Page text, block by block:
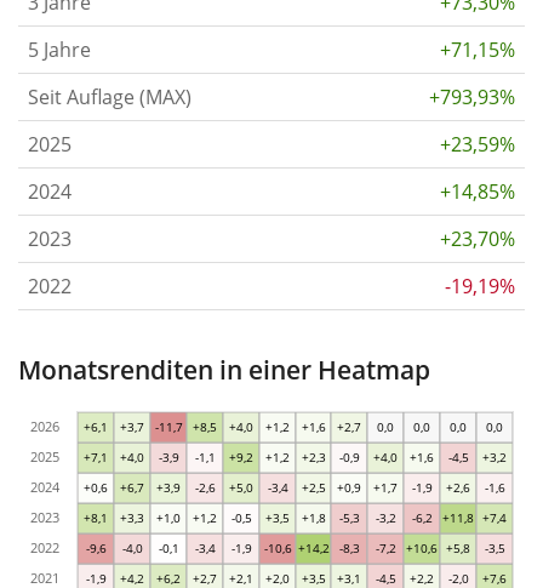
5 Jahre
+71,15%
Seit Auflage (MAX)
+793,93%
2025
+23,59%
2024
+14,85%
2023
+23,70%
2022
-19,19%
Monatsrenditen in einer Heatmap
-1,9 +4,2 +6,2 +2,7 +2,1 +2,0 +3,5 +3,1 -4,5 +2,2 -2,0 +7,6
-9,6 -4,0 -0,1 -3,4 -1,9 -10,6 +14,2 -8,3 -7,2 +10,6 +5,8 -3,5
+8,1 +3,3 +1,0 +1,2 -0,5 +3,5 +1,8 -5,3 -3,2 -6,2 +11,8 +7,4
+0,6 +6,7 +3,9 -2,6 +5,0 -3,4 +2,5 +0,9 +1,7 -1,9 +2,6 -1,6
+7,1 +4,0 -3,9 -1,1 +9,2 +1,2 +2,3 -0,9 +4,0 +1,6 -4,5 +3,2
+6,1 +3,7 -11,7 +8,5 +4,0 +1,2 +1,6 +2,7 0,0 0,0 0,0 0,0
2021
2022
2023
2024
2025
2026